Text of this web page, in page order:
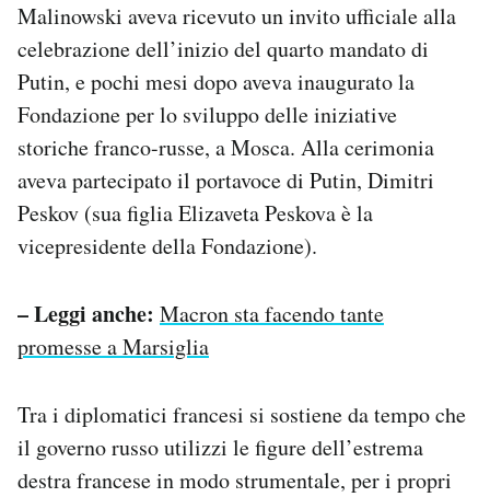
Malinowski aveva ricevuto un invito ufficiale alla
celebrazione dell’inizio del quarto mandato di
Putin, e pochi mesi dopo aveva inaugurato la
Fondazione per lo sviluppo delle iniziative
storiche franco-russe, a Mosca. Alla cerimonia
aveva partecipato il portavoce di Putin, Dimitri
Peskov (sua figlia Elizaveta Peskova è la
vicepresidente della Fondazione).
– Leggi anche: Macron sta facendo tante
promesse a Marsiglia
Tra i diplomatici francesi si sostiene da tempo che
il governo russo utilizzi le figure dell’estrema
destra francese in modo strumentale, per i propri